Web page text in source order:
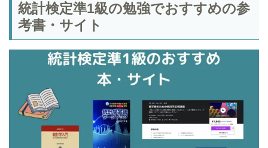
統計検定準1級の勉強でおすすめの参
考書・サイト